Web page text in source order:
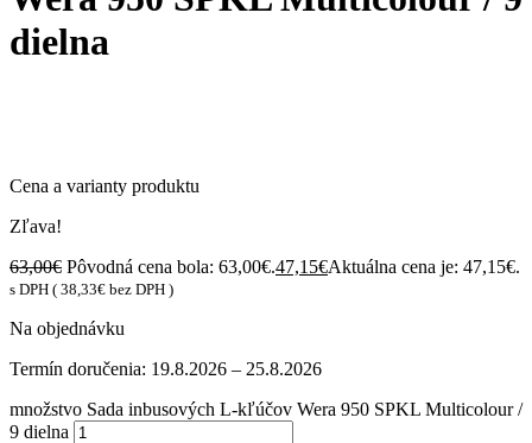
dielna
Cena a varianty produktu
Zľava!
63,00€ Pôvodná cena bola: 63,00€.47,15€Aktuálna cena je: 47,15€.
s DPH ( 38,33€ bez DPH )
Na objednávku
Termín doručenia: 19.8.2026 – 25.8.2026
množstvo Sada inbusových L-kľúčov Wera 950 SPKL Multicolour /
9 dielna